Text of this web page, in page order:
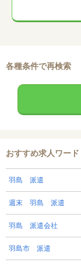
各種条件で再検索
おすすめ求人ワード
羽島 派遣
週末 羽島 派遣
羽島 派遣会社
羽島市 派遣